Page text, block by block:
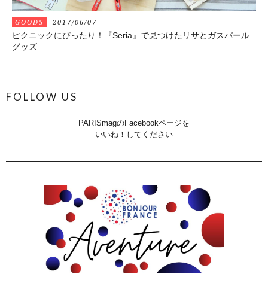
GOODS 2017/06/07
ピクニックにぴったり！『Seria』で見つけたリサとガスパール
グッズ
FOLLOW US
PARISmagのFacebookページを
いいね！してください